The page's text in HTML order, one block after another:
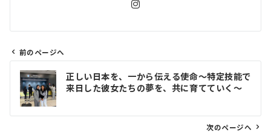
ビ
前のページへ
正しい日本を、一から伝える使命〜特定技能で
来日した彼女たちの夢を、共に育てていく〜
次のページへ